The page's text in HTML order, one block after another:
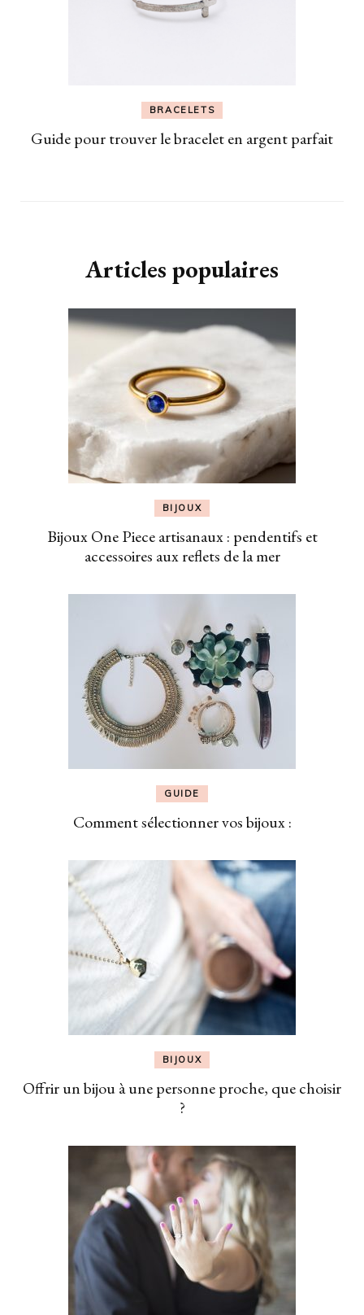
BRACELETS
Guide pour trouver le bracelet en argent parfait
Articles populaires
BIJOUX
Bijoux One Piece artisanaux : pendentifs et
accessoires aux reflets de la mer
GUIDE
Comment sélectionner vos bijoux :
BIJOUX
Offrir un bijou à une personne proche, que choisir
?